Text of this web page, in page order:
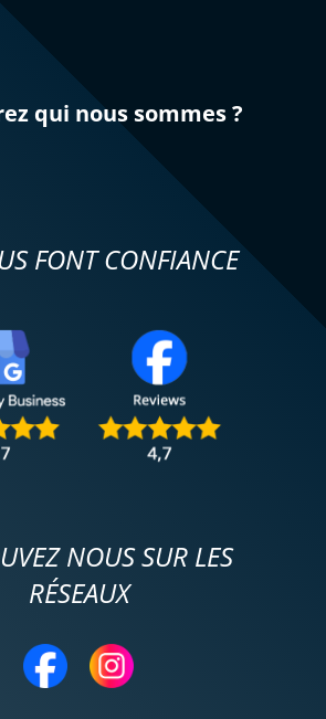
qui nous sommes ?
FONT CONFIANCE
NOUS SUR LES
RÉSEAUX